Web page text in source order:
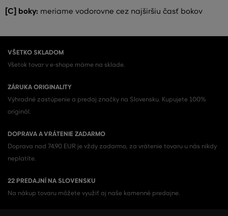
[C] boky: meriame vodorovne cez najširšiu časť bokov
VŠETKO SKLADOM
Všetok tovar v e-shope máme na sklade.
ZÁRUKA ORIGINALITY
Výhradné zastúpenie a predaj značky na Slovensku. Kupujete 100%
originál.
DOPRAVA A VRÁTENIE ZADARMO
Doprava nad 74,90 EUR je vždy zadarmo, za vrátenie tovaru u nás nikdy
neplatíte.
22 PREDAJNÍ NA SLOVENSKU
Na nákup tovaru môžete využiť aj naše kamenné predajne.